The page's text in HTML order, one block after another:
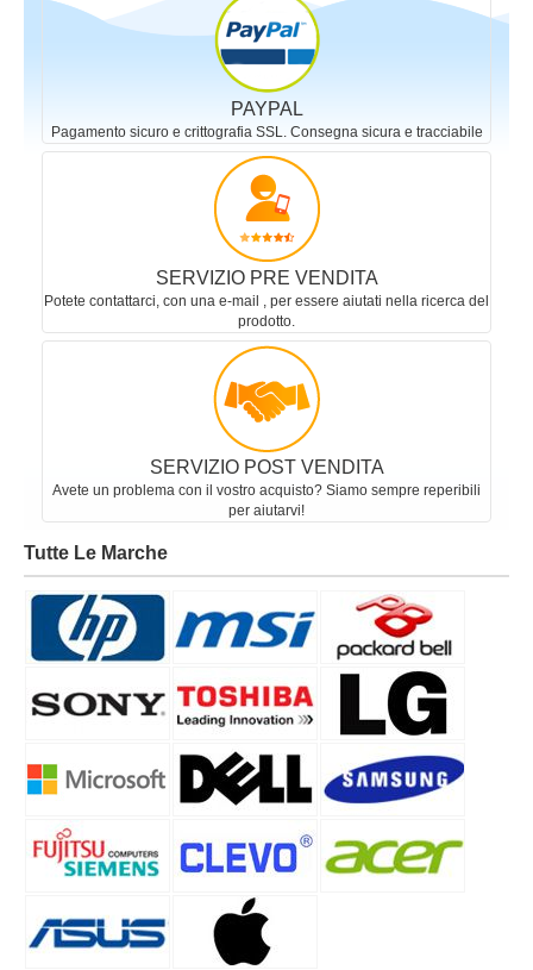
PAYPAL
Pagamento sicuro e crittografia SSL. Consegna sicura e tracciabile
SERVIZIO PRE VENDITA
Potete contattarci, con una e-mail , per essere aiutati nella ricerca del
prodotto.
SERVIZIO POST VENDITA
Avete un problema con il vostro acquisto? Siamo sempre reperibili
per aiutarvi!
Tutte Le Marche